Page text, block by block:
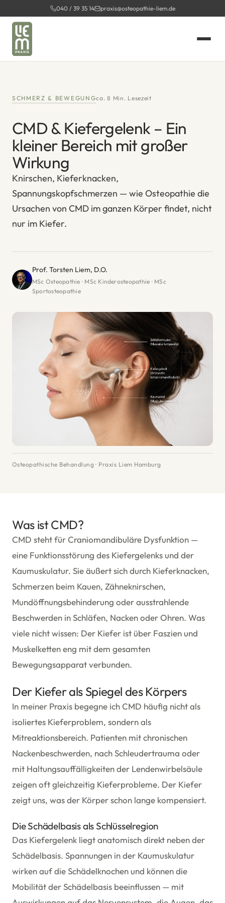
Inhalt
springen
040 / 39 35 14 praxis@osteopathie-liem.de
SCHMERZ & BEWEGUNGca. 8 Min. Lesezeit
CMD & Kiefergelenk – Ein
kleiner Bereich mit großer
Wirkung
Knirschen, Kieferknacken,
Spannungskopfschmerzen — wie Osteopathie die
Ursachen von CMD im ganzen Körper findet, nicht
nur im Kiefer.
Prof. Torsten Liem, D.O.
MSc Osteopathie · MSc Kinderosteopathie · MSc
Sportosteopathie
Osteopathische Behandlung · Praxis Liem Hamburg
Was ist CMD?
CMD steht für Craniomandibuläre Dysfunktion —
eine Funktionsstörung des Kiefergelenks und der
Kaumuskulatur. Sie äußert sich durch Kieferknacken,
Schmerzen beim Kauen, Zähneknirschen,
Mundöffnungsbehinderung oder ausstrahlende
Beschwerden in Schläfen, Nacken oder Ohren. Was
viele nicht wissen: Der Kiefer ist über Faszien und
Muskelketten eng mit dem gesamten
Bewegungsapparat verbunden.
Der Kiefer als Spiegel des Körpers
In meiner Praxis begegne ich CMD häufig nicht als
isoliertes Kieferproblem, sondern als
Mitreaktionsbereich. Patienten mit chronischen
Nackenbeschwerden, nach Schleudertrauma oder
mit Haltungsauffälligkeiten der Lendenwirbelsäule
zeigen oft gleichzeitig Kieferprobleme. Der Kiefer
zeigt uns, was der Körper schon lange kompensiert.
Die Schädelbasis als Schlüsselregion
Das Kiefergelenk liegt anatomisch direkt neben der
Schädelbasis. Spannungen in der Kaumuskulatur
wirken auf die Schädelknochen und können die
Mobilität der Schädelbasis beeinflussen — mit